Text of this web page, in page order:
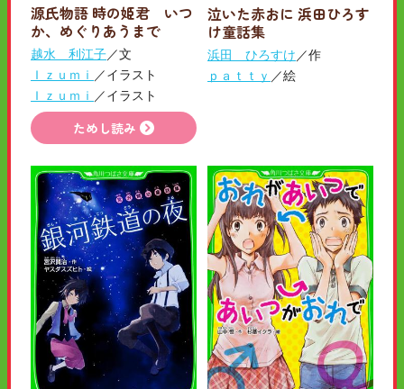
源氏物語 時の姫君 いつ
か、めぐりあうまで
越水 利江子／文
Ｉｚｕｍｉ ／イラスト
Ｉｚｕｍｉ ／イラスト
ためし読み
泣いた赤おに 浜田ひろす
け童話集
浜田 ひろすけ ／作
ｐａｔｔｙ ／絵